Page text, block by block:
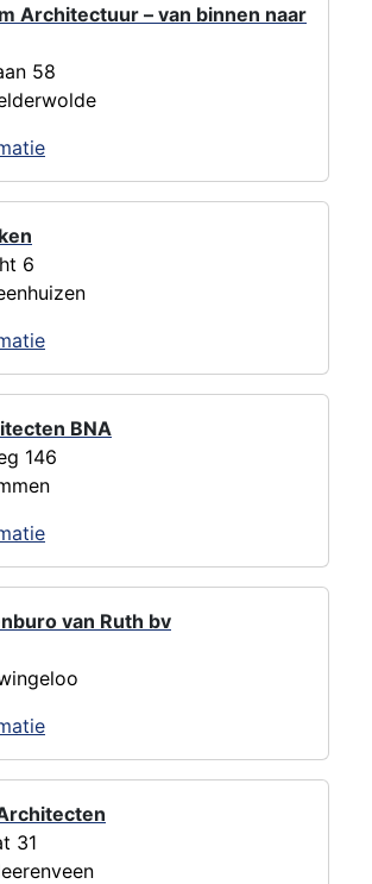
Architectuur – van binnen naar
58
6
BNA
146
van Ruth bv
31